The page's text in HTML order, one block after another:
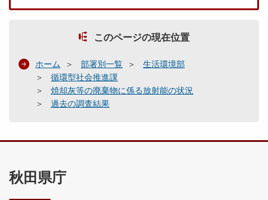
このページの現在位置
ホーム 部署別一覧
生活環境部
循環型社会推進課
焼却灰等の廃棄物に係る放射能の状況
過去の調査結果
秋田県庁